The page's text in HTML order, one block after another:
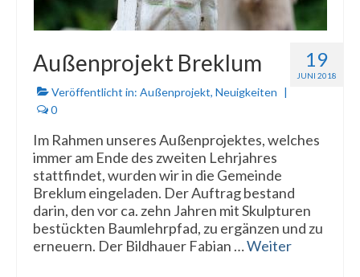
19
JUNI 2018
Außenprojekt Breklum
Veröffentlicht in: Außenprojekt, Neuigkeiten |
0
Im Rahmen unseres Außenprojektes, welches
immer am Ende des zweiten Lehrjahres
stattfindet, wurden wir in die Gemeinde
Breklum eingeladen. Der Auftrag bestand
darin, den vor ca. zehn Jahren mit Skulpturen
bestückten Baumlehrpfad, zu ergänzen und zu
erneuern. Der Bildhauer Fabian …Weiter